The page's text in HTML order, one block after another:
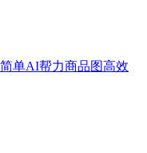
单AI帮力商品图高效